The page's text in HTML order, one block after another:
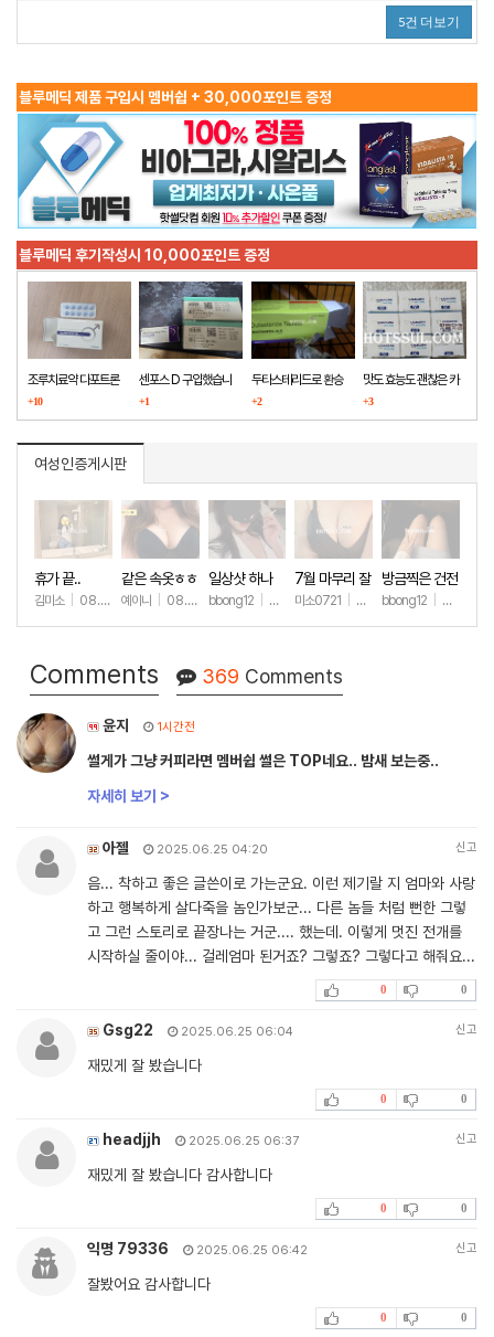
5건 더보기
블루메딕 제품 구입시 멤버쉽 + 30,000포인트 증정
블루메딕 후기작성시 10,000포인트 증정
조루치료약 다포트론
구매했습니다
+10
센포스 D 구입했습니
다
+1
두타스테리드로 환승
+2
맛도 효능도 괜찮은 카
마그라
+3
여성인증게시판
휴가 끝..
김미소 08.07 +174
같은 속옷ㅎㅎ
예이니 08.04 +69
일상샷 하나
bbong12 07.31+90
7월 마무리 잘
하세요🫶
미소0721 07.31+259
방금찍은 건전
한 일상샷
bbong12 07.28
Comments 369 Comments
윤지 1시간전
썰게가 그냥 커피라면 멤버쉽 썰은 TOP네요.. 밤새 보는중..
자세히 보기 >
아젤 2025.06.25 04:20 신고
음... 착하고 좋은 글쓴이로 가는군요. 이런 제기랄 지 엄마와 사랑
하고 행복하게 살다죽을 놈인가보군... 다른 놈들 처럼 뻔한 그렇
고 그런 스토리로 끝장나는 거군.... 했는데. 이렇게 멋진 전개를
시작하실 줄이야... 걸레엄마 된거죠? 그렇죠? 그렇다고 해줘요...
0 0
Gsg22 2025.06.25 06:04 신고
재밌게 잘 봤습니다
0 0
headjjh 2025.06.25 06:37 신고
재밌게 잘 봤습니다 감사합니다
0 0
익명 79336 2025.06.25 06:42 신고
잘봤어요 감사합니다
0 0